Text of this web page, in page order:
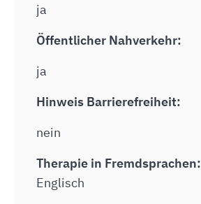
ja
Öffentlicher Nahverkehr:
ja
Hinweis Barrierefreiheit:
nein
Therapie in Fremdsprachen:
Englisch